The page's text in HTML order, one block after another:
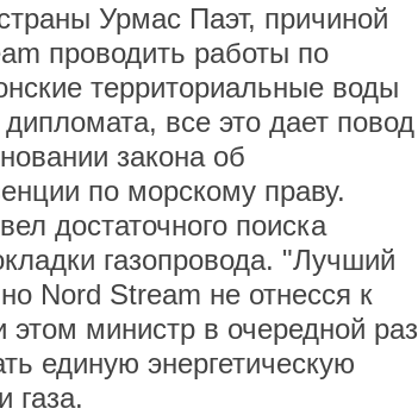
Урмас Паэт, причиной
проводить работы по
территориальные воды
все это дает повод
закона об
по морскому праву.
достаточного поиска
газопровода. "Лучший
Nord Stream не отнесся к
этом министр в очередной раз
единую энергетическую
газа.